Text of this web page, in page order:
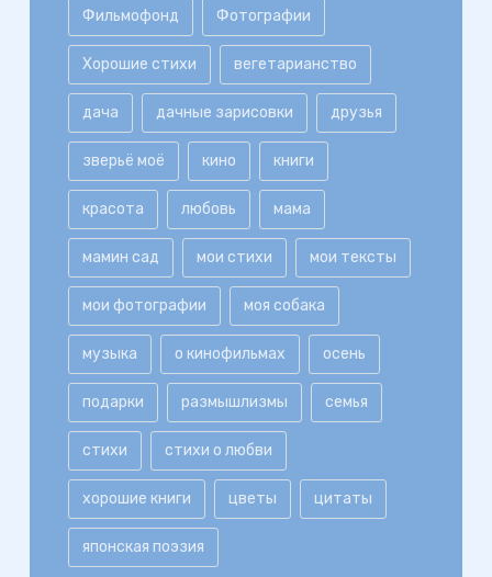
Фильмофонд Фотографии
Хорошие стихи вегетарианство
дача дачные зарисовки друзья
зверьё моё кино книги
красота любовь мама
мамин сад мои стихи мои тексты
мои фотографии моя собака
музыка о кинофильмах осень
подарки размышлизмы семья
стихи стихи о любви
хорошие книги цветы цитаты
японская поэзия